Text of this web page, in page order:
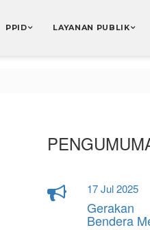
PPID LAYANAN PUBLIK
17 Jul 2025
Bendera